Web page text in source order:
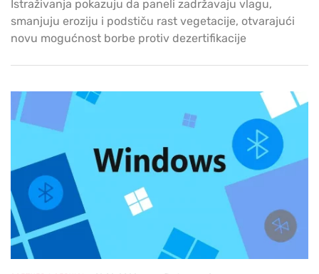
Istraživanja pokazuju da paneli zadržavaju vlagu,
smanjuju eroziju i podstiču rast vegetacije, otvarajući
novu mogućnost borbe protiv dezertifikacije